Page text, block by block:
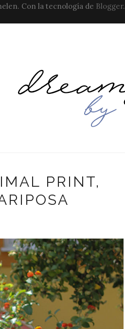
Con la tecnología de Blogger.
PRINT,